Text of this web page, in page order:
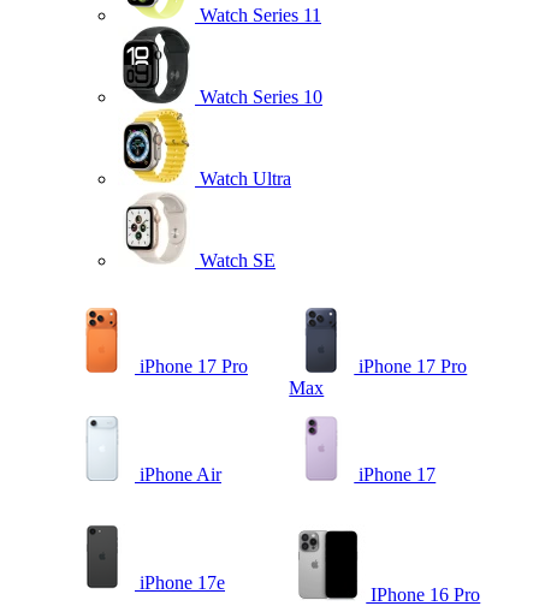
Watch Series 11
Watch Series 10
Watch Ultra
Watch SE
iPhone 17 Pro
iPhone 17 Pro
Max
iPhone Air iPhone 17
iPhone 17e
IPhone 16 Pro